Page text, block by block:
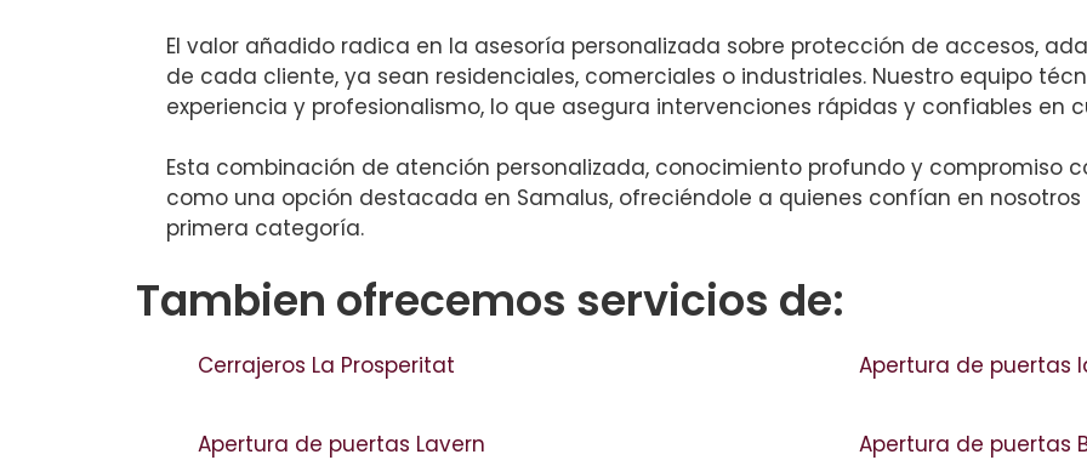
El valor añadido radica en la asesoría personalizada sobre protección de accesos,
de cada cliente, ya sean residenciales, comerciales o industriales. Nuestro equipo
experiencia y profesionalismo, lo que asegura intervenciones rápidas y confiables en
Esta combinación de atención personalizada, conocimiento profundo y compromiso
como una opción destacada en Samalus, ofreciéndole a quienes confían en
primera categoría.
Tambien ofrecemos servicios de:
Cerrajeros La Prosperitat Apertura de puertas
Apertura de puertas Lavern Apertura de puertas